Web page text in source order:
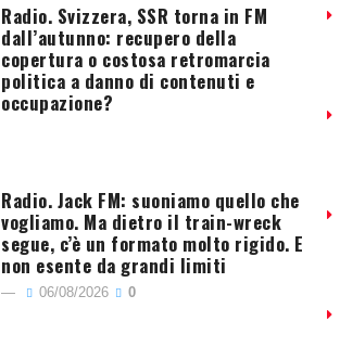
Radio. Svizzera, SSR torna in FM
dall’autunno: recupero della
copertura o costosa retromarcia
politica a danno di contenuti e
occupazione?
Radio. Jack FM: suoniamo quello che
vogliamo. Ma dietro il train-wreck
segue, c’è un formato molto rigido. E
non esente da grandi limiti
06/08/2026 0